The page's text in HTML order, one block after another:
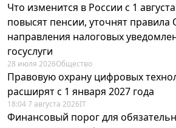
Что изменится в России с 1
повысят пенсии, уточнят
направления налоговых
госуслуги
28 июля 2026Общество
Правовую охрану цифровых
расширят с 1 января 2027 года
18:04 7 августа 2026IT
Финансовый порог для